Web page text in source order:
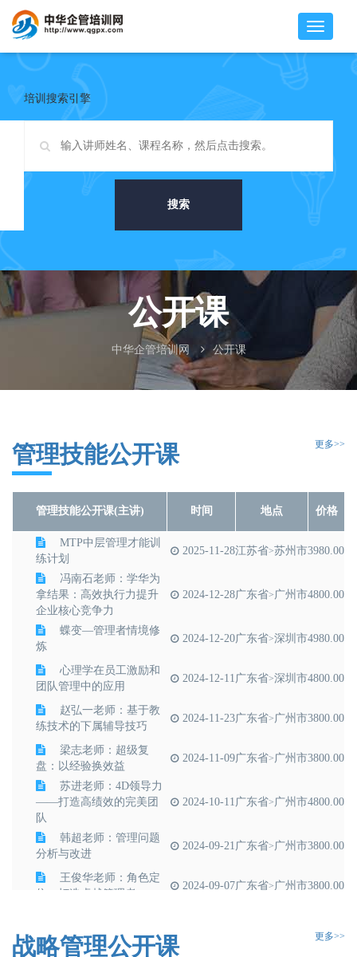
培训搜索引擎
搜索
公开课
中华企管培训网 公开课
管理技能公开课 更多>>
管理技能公开课(主讲) 时间 地点 价格
MTP中层管理才能训
练计划
2025-11-28江苏省>苏州市3980.00
冯南石老师：学华为
拿结果：高效执行力提升
企业核心竞争力
2024-12-28广东省>广州市4800.00
蝶变—管理者情境修
炼
2024-12-20广东省>深圳市4980.00
心理学在员工激励和
团队管理中的应用
2024-12-11广东省>深圳市4800.00
赵弘一老师：基于教
练技术的下属辅导技巧
2024-11-23广东省>广州市3800.00
梁志老师：超级复
盘：以经验换效益
2024-11-09广东省>广州市3800.00
苏进老师：4D领导力
——打造高绩效的完美团
队
2024-10-11广东省>广州市4800.00
韩超老师：管理问题
分析与改进
2024-09-21广东省>广州市3800.00
王俊华老师：角色定
位：打造卓越管理者
2024-09-07广东省>广州市3800.00
训练
4800.00
战略管理公开课 更多>>